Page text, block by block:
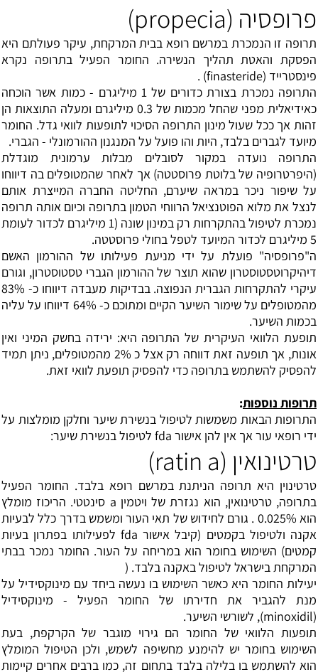
פרופסיה (propecia)
תרופה זו הנמכרת במרשם רופא בבית המרקחת, עיקר פעולתם היא
הפסקת והאטת תהליך הנשירה. החומר הפעיל בתרופה נקרא
פינסטרייד (finasteride) .
התרופה נמכרת בצורת כדורים של 1 מיליגרם - כמות אשר הוכחה
כאידיאלית מפני שהחל מכמות של 0.3 מיליגרם ומעלה התוצאות הן
זהות אך ככל שעול מינון התרופה הסיכוי לתופעות לוואי גדל. החומר
מיועד לגברים בלבד, היות והו פועל על המנגנון ההורמונלי - הגברי.
התרופה נועדה במקור לסובלים מבלות ערמונית מוגדלת
(היפרטרופיה של בלוטת פרוסטטה) אך לאחר שהמטופלים בה דיווחו
על שיפור ניכר במראה שיערם, החליטה החברה המייצרת אותם
לנצל את מלוא הפוטנציאל הרווחי הטמון בתרופה וכיום אותה תרופה
נמכרת לטיפול בהתקרחות רק במינון שונה (1 מיליגרם לכדור לעומת
5 מיליגרם לכדור המיועד לטפל בחולי פרוסטטה.
ה"פרופסיה" פועלת על ידי מניעת פעילותו של ההורמון האשם
דיהיקרוטסטוסטרון שהוא תוצר של ההורמון הגברי טסטוסטרון, וגורם
עיקרי להתקרחות הגברית הנפוצה. בבדיקות מעבדה דיווחו כ- 83%
מהמטופלים על שימור השיער הקיים ומתוכם כ- 64% דיווחו על עליה
בכמות השיער.
תופעת הלוואי העיקרית של התרופה היא: ירידה בחשק המיני ואין
אונות, אך תופעה זאת דווחה רק אצל כ 2% מהמטופלים, ניתן תמיד
להפסיק להשתמש בתרופה כדי להפסיק תופעת לוואי זאת.
תרופות נוספות:
התרופות הבאות משמשות לטיפול בנשירת שיער וחלקן מומלצות על
ידי רופאי עור אך אין להן אישור fda לטיפול בנשירת שיער:
טרטינואין (ratin a)
טרטינוין היא תרופה הניתנת במרשם רופא בלבד. החומר הפעיל
בתרופה, טרטינואין, הוא נגזרת של ויטמין a סינטטי. הריכוז מומלץ
הוא 0.025% . גורם לחידוש של תאי העור ומשמש בדרך כלל לבעיות
אקנה ולטיפול בקמטים (קיבל אישור fda לפעילותו בפתרון בעיות
קמטים) השימוש בחומר הוא במריחה על העור. החומר נמכר בבתי
המרקחת בישראל לטיפול באקנה בלבד. (
יעילות החומר היא כאשר השימוש בו נעשה ביחד עם מינוקסידיל על
מנת להגביר את חדירתו של החומר הפעיל - מינוקסידיל
(minoxidil), לשורשי השיער.
תופעות הלוואי של החומר הם גירוי מוגבר של הקרקפת, בעת
השימוש בחומר יש להימנע מחשיפה לשמש, ולכן הטיפול המומלץ
הוא להשתמש בו בלילה בלבד בתחום זה, כמו ברבים אחרים קיימות